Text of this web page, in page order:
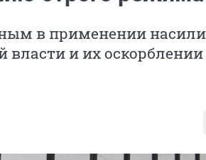
в применении
власти и их оскорблении